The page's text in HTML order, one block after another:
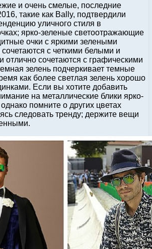
и очень смелые, последние
такие как Bally, подтвердили
уличного стиля в
ярко-зеленые светоотражающие
очки с яркими зелеными
с четкими белыми и
отлично сочетаются с графическими
зелень подчеркивает темные
как более светлая зелень хорошо
Если вы хотите добавить
на металлические блики ярко-
помните о других цветах
следовать тренду; держите вещи